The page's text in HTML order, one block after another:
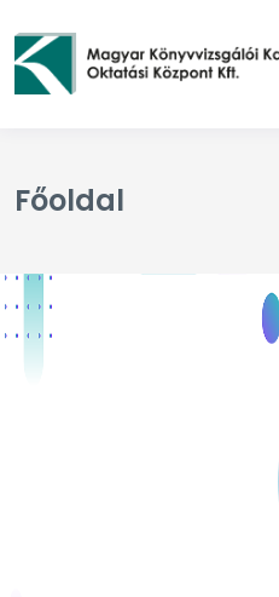
Főoldal